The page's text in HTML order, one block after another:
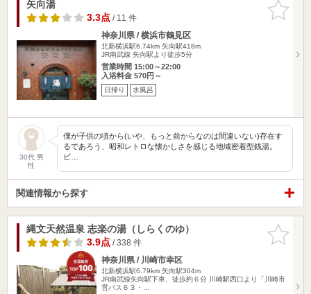
お気に入
りに追加
矢向湯
3.3点/ 11 件
神奈川県 / 横浜市鶴見区
北新横浜駅6.74km 矢向駅418m
JR南武線 矢向駅より徒歩5分
営業時間 15:00～22:00
入浴料金 570円～
日帰り 水風呂
30代 男
性
僕が子供の頃から(いや、もっと前からなのは間違いない)存在す
るであろう、昭和レトロな懐かしさを感じる地域密着型銭湯。
ビ…
関連情報から探す
お気に入
りに追加
縄文天然温泉 志楽の湯（しらくのゆ）
3.9点/ 338 件
神奈川県 / 川崎市幸区
北新横浜駅6.79km 矢向駅304m
JR南武線矢向駅下車、徒歩約６分 川崎駅西口より「川崎市
営バス６３・…